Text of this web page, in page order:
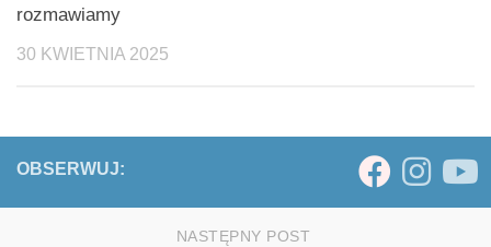
rozmawiamy
30 KWIETNIA 2025
OBSERWUJ:
NASTĘPNY POST